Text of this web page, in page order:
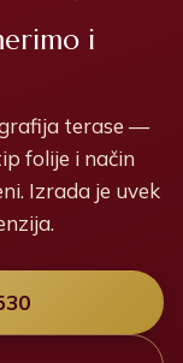
i
terase —
folije i način
Izrada je uvek